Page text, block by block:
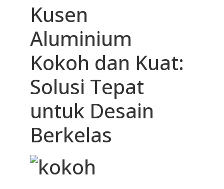
Kusen
Aluminium
Kokoh dan Kuat:
Solusi Tepat
untuk Desain
Berkelas